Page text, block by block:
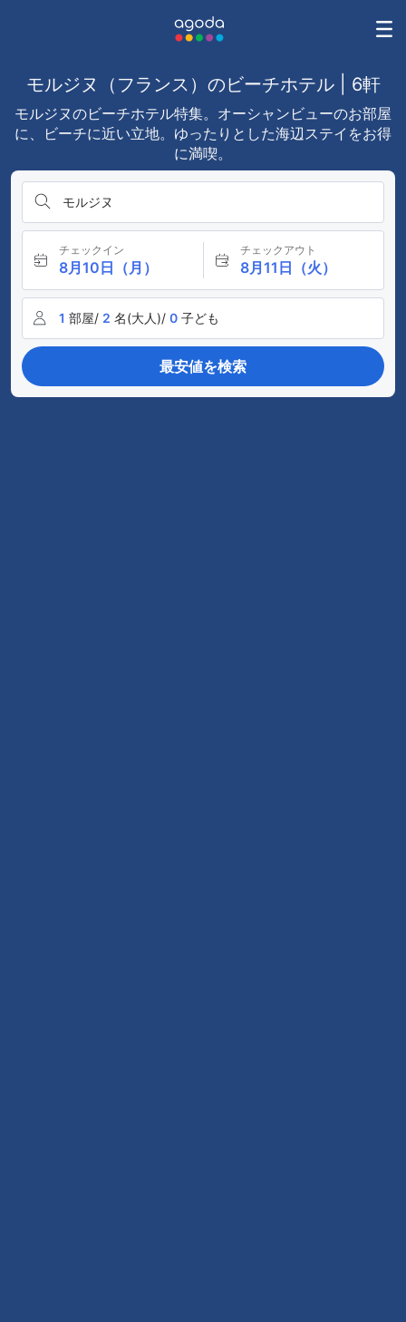
モルジヌ（フランス）のビーチホテル | 6軒
モルジヌのビーチホテル特集。オーシャンビューのお部屋
に、ビーチに近い立地。ゆったりとした海辺ステイをお得
に満喫。
モルジヌ
チェックイン
8月10日（月）
チェックアウト
8月11日（火）
1 部屋/ 2 名(大人)/ 0 子ども
最安値を検索